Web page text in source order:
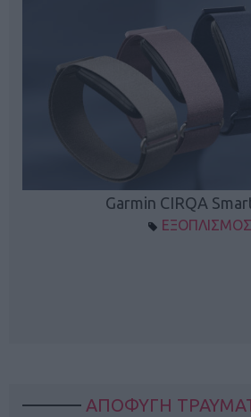
Garmin CIRQA
ΕΞΟΠΛΙΣΜΟΣ
ΑΠΟΦΥΓΗ